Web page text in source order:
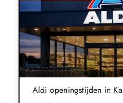
Aldi openingstijden in